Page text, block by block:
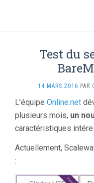
Test du
14 MARS 2016 PAR
L’équipe Online.net
plusieurs mois, un
caractéristiques
Actuellement,
: